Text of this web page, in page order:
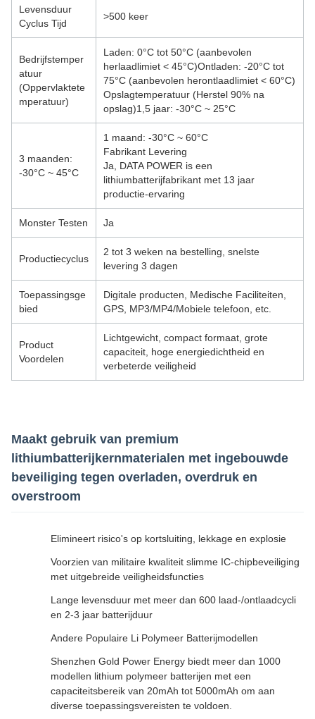
Levensduur
Cyclus Tijd
>500 keer
Bedrijfstemper
atuur
(Oppervlaktete
mperatuur)
Laden: 0°C tot 50°C (aanbevolen
herlaadlimiet < 45°C)Ontladen: -20°C tot
75°C (aanbevolen herontlaadlimiet < 60°C)
Opslagtemperatuur (Herstel 90% na
opslag)1,5 jaar: -30°C ~ 25°C
3 maanden:
-30°C ~ 45°C
1 maand: -30°C ~ 60°C
Fabrikant Levering
Ja, DATA POWER is een
lithiumbatterijfabrikant met 13 jaar
productie-ervaring
Monster Testen Ja
Productiecyclus
2 tot 3 weken na bestelling, snelste
levering 3 dagen
Toepassingsge
bied
Digitale producten, Medische Faciliteiten,
GPS, MP3/MP4/Mobiele telefoon, etc.
Product
Voordelen
Lichtgewicht, compact formaat, grote
capaciteit, hoge energiedichtheid en
verbeterde veiligheid
Maakt gebruik van premium
lithiumbatterijkernmaterialen met ingebouwde
beveiliging tegen overladen, overdruk en
overstroom
Elimineert risico's op kortsluiting, lekkage en explosie
Voorzien van militaire kwaliteit slimme IC-chipbeveiliging
met uitgebreide veiligheidsfuncties
Lange levensduur met meer dan 600 laad-/ontlaadcycli
en 2-3 jaar batterijduur
Andere Populaire Li Polymeer Batterijmodellen
Shenzhen Gold Power Energy biedt meer dan 1000
modellen lithium polymeer batterijen met een
capaciteitsbereik van 20mAh tot 5000mAh om aan
diverse toepassingsvereisten te voldoen.